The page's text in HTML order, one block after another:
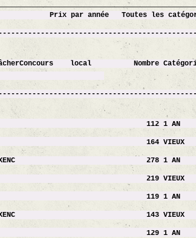
Prix par année Toutes les
local Nombre
ECOUEN 112 1 AN (
164 VIEUX
ST.MAXENC 278 1 AN (
TOURY 219 VIEUX
TOURY 119 1 AN
ST.MAXENC 143 VIEUX
TOURY 129 1 AN (